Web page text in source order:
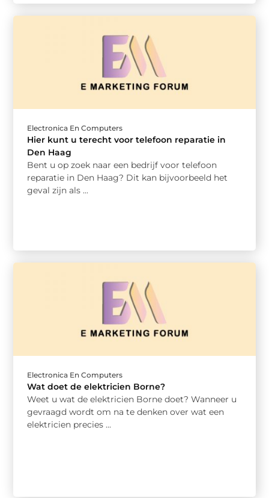
Electronica En Computers
Hier kunt u terecht voor telefoon reparatie in
Den Haag
Bent u op zoek naar een bedrijf voor telefoon
reparatie in Den Haag? Dit kan bijvoorbeeld het
geval zijn als ...
Electronica En Computers
Wat doet de elektricien Borne?
Weet u wat de elektricien Borne doet? Wanneer u
gevraagd wordt om na te denken over wat een
elektricien precies ...